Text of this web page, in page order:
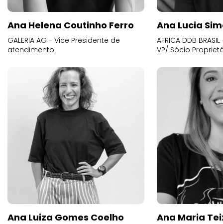
Ana Helena Coutinho Ferro
GALERIA AG - Vice Presidente de
atendimento
Ana Lucia
AFRICA DDB
VP/ Sócio
Ana Luiza Gomes Coelho Ana Maria